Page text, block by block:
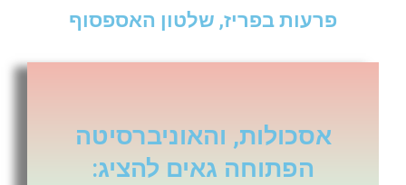
פרעות בפריז, שלטון האספסוף
אסכולות, והאוניברסיטה
הפתוחה גאים להציג: